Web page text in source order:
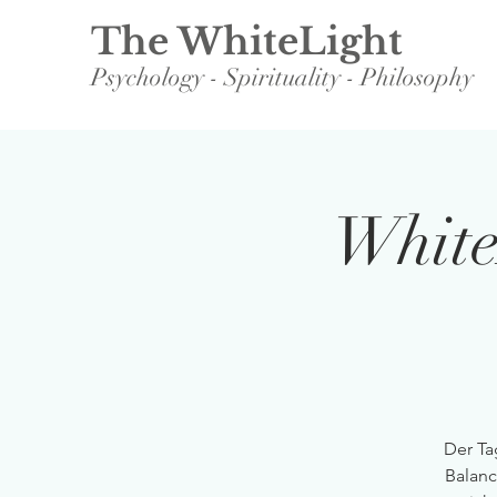
The WhiteLight
Psychology - Spirituality - Philosophy
Der